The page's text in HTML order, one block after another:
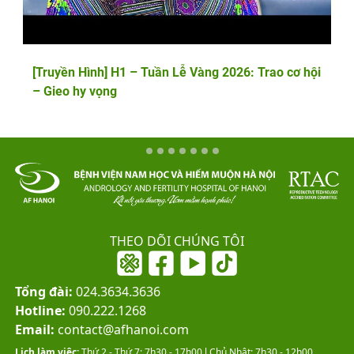
[Truyền Hình] H1 – Tuần Lễ Vàng 2026: Trao cơ hội
– Gieo hy vọng
THEO DÕI CHÚNG TÔI
Tổng đài: 024.3634.3636
Hotline: 090.222.1268
Email: contact@afhanoi.com